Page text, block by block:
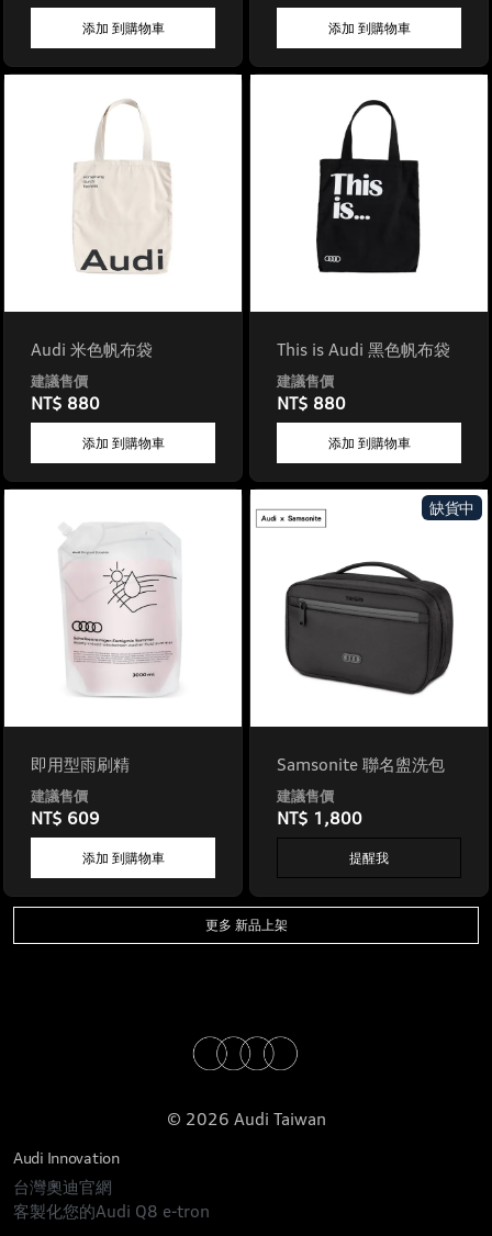
添加 到購物車 添加 到購物車
Audi 米色帆布袋
NT$ 880
添加 到購物車
This is Audi 黑色帆布袋
NT$ 880
添加 到購物車
即用型雨刷精
NT$ 609
添加 到購物車
缺貨中
Samsonite 聯名盥洗包
NT$ 1,800
提醒我
更多 新品上架
© 2026 Audi Taiwan
Audi Innovation
台灣奧迪官網
客製化您的Audi Q8 e-tron